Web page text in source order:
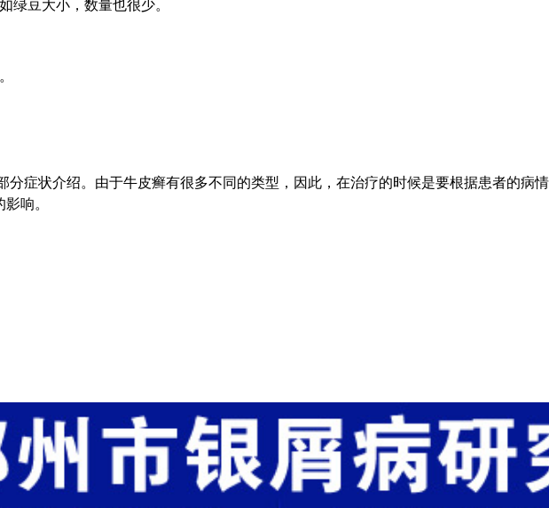
绿豆大小，数量也很少。
分症状介绍。由于牛皮癣有很多不同的类型，因此，在治疗的时候是要根据患者的病
响。